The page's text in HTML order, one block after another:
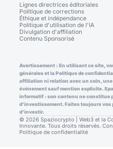
Lignes directrices éditoriales
Politique de corrections
Éthique et indépendance
Politique d'utilisation de l'IA
Divulgation d'affiliation
Contenu Sponsorisé
Avertissement : En utilisant ce site,
générales et la Politique de
affiliation ni relation avec un coin,
événement sauf mention explicite.
informatif : son contenu ne constitue
d'investissement. Faites toujours vos
d'investir.
© 2026 Spaziocrypto | Web3 et la
Innovante. Tous droits réservés.
Politique de confidentialité